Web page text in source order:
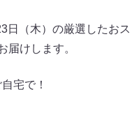
日（木）の厳選したおス
届けします。
宅で！